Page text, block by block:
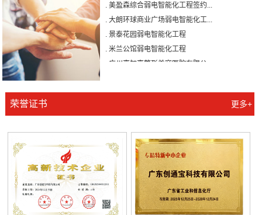
. 广东外语外贸大学附设河源外国...
. 美盈森综合弱电智能化工程签约...
. 大朗环球商业广场弱电智能化工...
. 景泰花园弱电智能化工程
. 米兰公馆弱电智能化工程
荣誉证书 更多+